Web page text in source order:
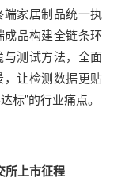
家居制品统一执
成品构建全链条环
测试方法，全面
让检测数据更贴
标”的行业痛点。
所上市征程